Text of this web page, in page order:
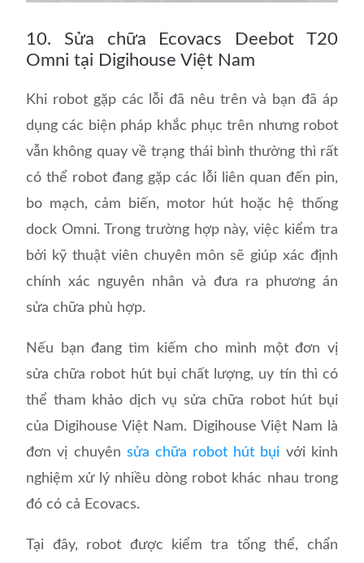
10. Sửa chữa Ecovacs Deebot T20
Omni tại Digihouse Việt Nam
Khi robot gặp các lỗi đã nêu trên và bạn đã áp
dụng các biện pháp khắc phục trên nhưng robot
vẫn không quay về trạng thái bình thường thì rất
có thể robot đang gặp các lỗi liên quan đến pin,
bo mạch, cảm biến, motor hút hoặc hệ thống
dock Omni. Trong trường hợp này, việc kiểm tra
bởi kỹ thuật viên chuyên môn sẽ giúp xác định
chính xác nguyên nhân và đưa ra phương án
sửa chữa phù hợp.
Nếu bạn đang tìm kiếm cho mình một đơn vị
sửa chữa robot hút bụi chất lượng, uy tín thì có
thể tham khảo dịch vụ sửa chữa robot hút bụi
của Digihouse Việt Nam. Digihouse Việt Nam là
đơn vị chuyên sửa chữa robot hút bụi với kinh
nghiệm xử lý nhiều dòng robot khác nhau trong
đó có cả Ecovacs.
Tại đây, robot được kiểm tra tổng thể, chẩn